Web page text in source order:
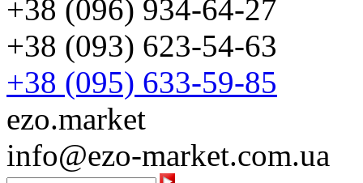
+38 (096) 934-64-27
+38 (093) 623-54-63
+38 (095) 633-59-85
ezo.market
info@ezo-market.com.ua